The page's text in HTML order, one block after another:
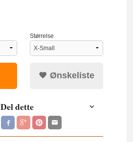
Størrelse
Ønskeliste
Del dette